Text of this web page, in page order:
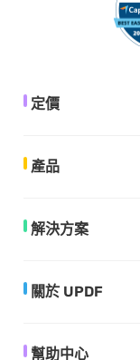
定價
產品
解決方案
關於 UPDF
幫助中心